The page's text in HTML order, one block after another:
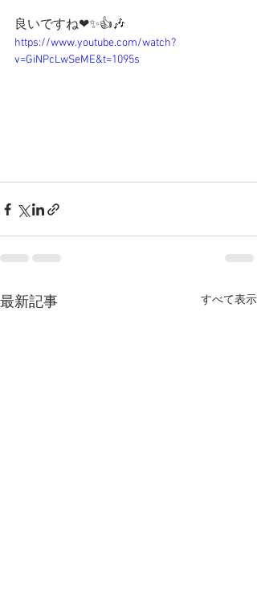
良いですね❤✨👍🎶
https://www.youtube.com/watch?
v=GiNPcLwSeME&t=1095s
最新記事 すべて表示